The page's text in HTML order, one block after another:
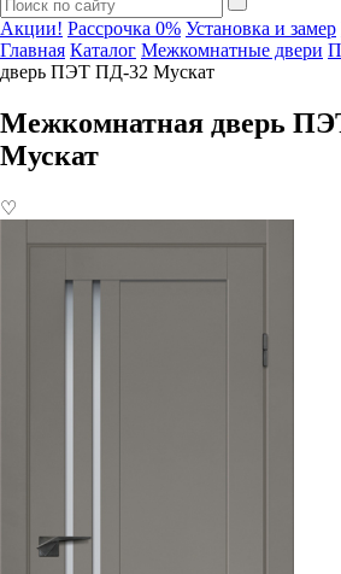
Акции! Рассрочка 0% Установка и замер
Главная Каталог Межкомнатные двери
дверь ПЭТ ПД-32 Мускат
Межкомнатная дверь
Мускат
♡